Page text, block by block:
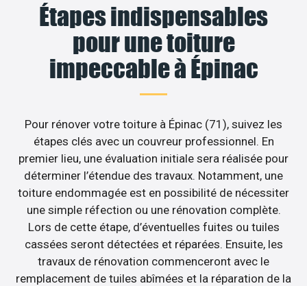
Étapes indispensables
pour une toiture
impeccable à Épinac
Pour rénover votre toiture à Épinac (71), suivez les
étapes clés avec un couvreur professionnel. En
premier lieu, une évaluation initiale sera réalisée pour
déterminer l’étendue des travaux. Notamment, une
toiture endommagée est en possibilité de nécessiter
une simple réfection ou une rénovation complète.
Lors de cette étape, d’éventuelles fuites ou tuiles
cassées seront détectées et réparées. Ensuite, les
travaux de rénovation commenceront avec le
remplacement de tuiles abîmées et la réparation de la